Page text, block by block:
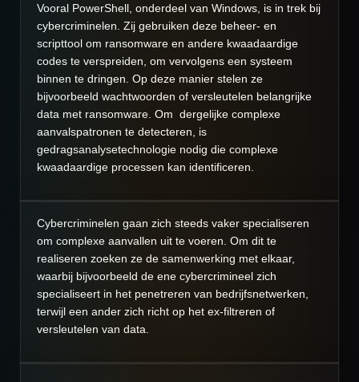
Vooral PowerShell, onderdeel van Windows, is in trek bij
cybercriminelen. Zij gebruiken deze beheer- en
scripttool om ransomware en andere kwaadaardige
codes te verspreiden, om vervolgens een systeem
binnen te dringen. Op deze manier stelen ze
bijvoorbeeld wachtwoorden of versleutelen belangrijke
data met ransomware. Om dergelijke complexe
aanvalspatronen te detecteren, is
gedragsanalysetechnologie nodig die complexe
kwaadaardige processen kan identificeren.
Cybercriminelen gaan zich steeds vaker specialiseren
om complexe aanvallen uit te voeren. Om dit te
realiseren zoeken ze de samenwerking met elkaar,
waarbij bijvoorbeeld de ene cybercrimineel zich
specialiseert in het penetreren van bedrijfsnetwerken,
terwijl een ander zich richt op het ex-filtreren of
versleutelen van data.